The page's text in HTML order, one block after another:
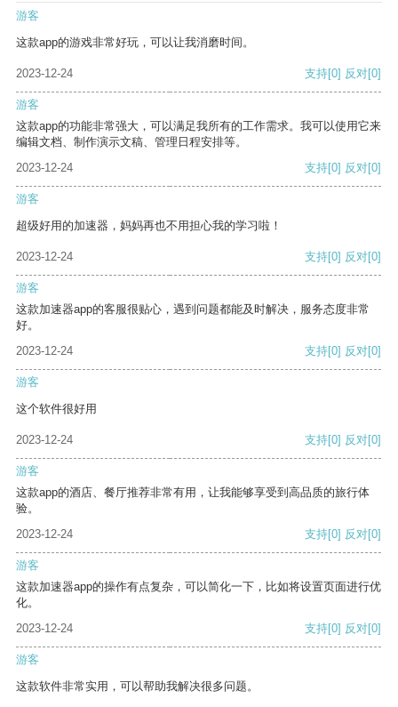
游客
这款app的游戏非常好玩，可以让我消磨时间。
2023-12-24 支持[0] 反对[0]
游客
这款app的功能非常强大，可以满足我所有的工作需求。我可以使用它来
编辑文档、制作演示文稿、管理日程安排等。
2023-12-24
支持[0] 反对[0]
游客
超级好用的加速器，妈妈再也不用担心我的学习啦！
2023-12-24 支持[0] 反对[0]
游客
这款加速器app的客服很贴心，遇到问题都能及时解决，服务态度非常
好。
2023-12-24
支持[0] 反对[0]
游客
这个软件很好用
2023-12-24 支持[0] 反对[0]
游客
这款app的酒店、餐厅推荐非常有用，让我能够享受到高品质的旅行体
验。
2023-12-24
支持[0] 反对[0]
游客
这款加速器app的操作有点复杂，可以简化一下，比如将设置页面进行优
化。
2023-12-24
支持[0] 反对[0]
游客
这款软件非常实用，可以帮助我解决很多问题。